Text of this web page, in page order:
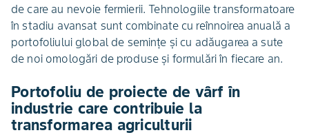
de care au nevoie fermierii. Tehnologiile transformatoare
în stadiu avansat sunt combinate cu reînnoirea anuală a
portofoliului global de semințe și cu adăugarea a sute
de noi omologări de produse și formulări în fiecare an.
Portofoliu de proiecte de vârf în
industrie care contribuie la
transformarea agriculturii